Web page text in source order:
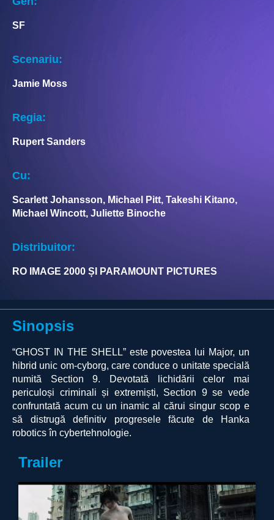
SF
Scenariu:
Jamie Moss
Regia:
Rupert Sanders
Cu:
Scarlett Johansson, Michael Pitt, Takeshi Kitano,
Michael Wincott, Juliette Binoche
Distribuitor:
RO IMAGE 2000 ȘI PARAMOUNT PICTURES
Sinopsis
“GHOST IN THE SHELL” este povestea lui Major, un
hibrid unic om-cyborg, care conduce o unitate specială
numită Section 9. Devotată lichidării celor mai
periculoși criminali și extremiști, Section 9 se vede
confruntată acum cu un inamic al cărui singur scop e
să distrugă definitiv progresele făcute de Hanka
robotics în cybertehnologie.
Trailer